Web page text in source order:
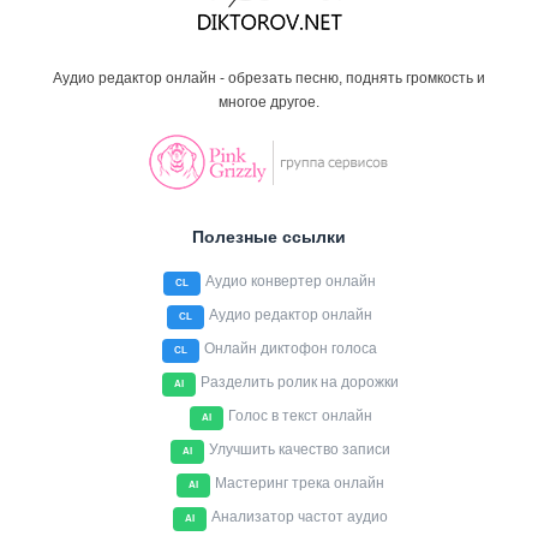
Аудио редактор онлайн - обрезать песню, поднять громкость и
многое другое.
Полезные ссылки
CL Аудио конвертер онлайн
CL Аудио редактор онлайн
CL Онлайн диктофон голоса
AI Разделить ролик на дорожки
AI Голос в текст онлайн
AI Улучшить качество записи
AI Мастеринг трека онлайн
AI Анализатор частот аудио